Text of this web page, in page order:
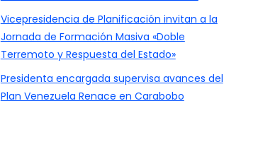
Vicepresidencia de Planificación invitan a la
Jornada de Formación Masiva «Doble
Terremoto y Respuesta del Estado»
Presidenta encargada supervisa avances del
Plan Venezuela Renace en Carabobo